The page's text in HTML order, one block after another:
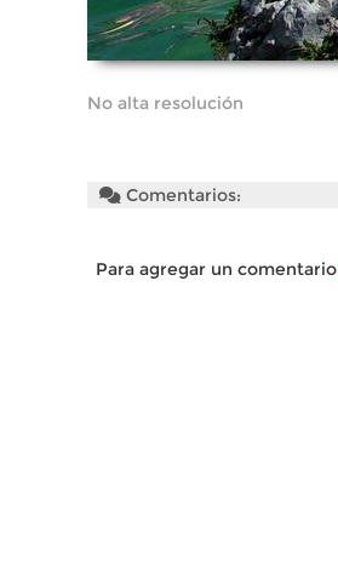
No alta resolución
Comentarios:
Para agregar un comentario